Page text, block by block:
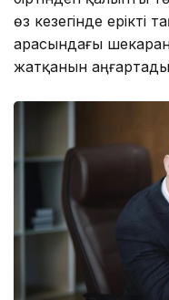
өз кезегінде ерікті
арасындағы
жатқанын